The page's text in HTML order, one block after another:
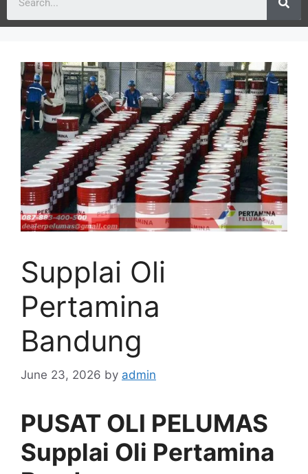
Supplai Oli
Pertamina
Bandung
June 23, 2026 by admin
PUSAT OLI PELUMAS
Supplai Oli Pertamina